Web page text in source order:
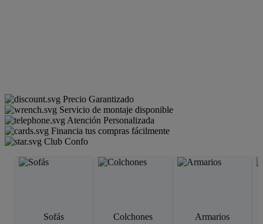
Precio Garantizado
Servicio de montaje disponible
Atención Personalizada
Financia tus compras fácilmente
Club Confo
Sofás Colchones Armarios